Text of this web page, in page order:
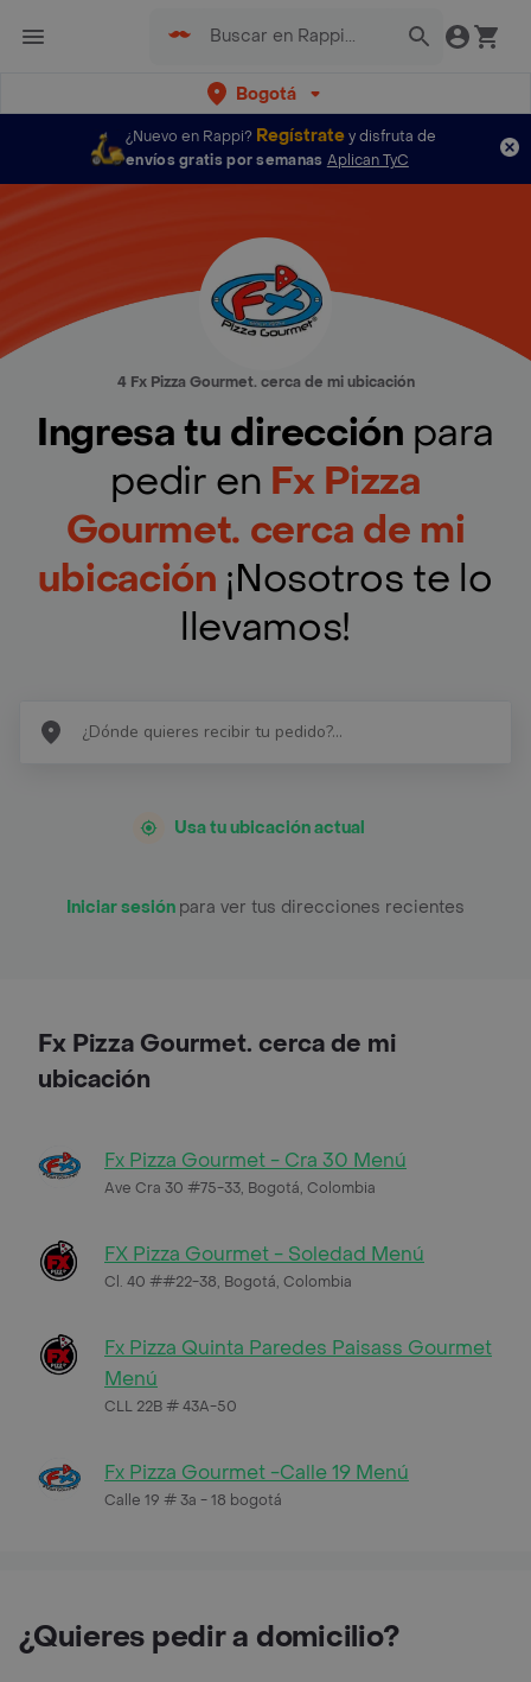
Bogotá
¿Nuevo en Rappi? Regístratey disfruta de
envíos gratis por semanas Aplican TyC
4 Fx Pizza Gourmet. cerca de mi ubicación
Ingresa tu dirección para
pedir en Fx Pizza
Gourmet. cerca de mi
ubicación ¡Nosotros te lo
llevamos!
Usa tu ubicación actual
Iniciar sesión para ver tus direcciones recientes
Fx Pizza Gourmet. cerca de mi
ubicación
Fx Pizza Gourmet - Cra 30 Menú
Ave Cra 30 #75-33, Bogotá, Colombia
FX Pizza Gourmet - Soledad Menú
Cl. 40 ##22-38, Bogotá, Colombia
Fx Pizza Quinta Paredes Paisass Gourmet
Menú
CLL 22B # 43A-50
Fx Pizza Gourmet -Calle 19 Menú
Calle 19 # 3a - 18 bogotá
¿Quieres pedir a domicilio?